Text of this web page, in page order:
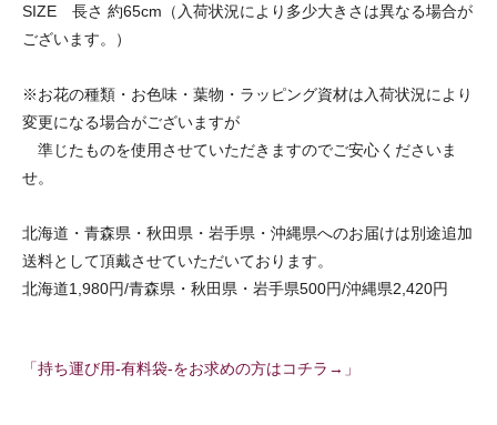
SIZE 長さ 約65cm（入荷状況により多少大きさは異なる場合が
ございます。）
※お花の種類・お色味・葉物・ラッピング資材は入荷状況により
変更になる場合がございますが
準じたものを使用させていただきますのでご安心くださいま
せ。
北海道・青森県・秋田県・岩手県・沖縄県へのお届けは別途追加
送料として頂戴させていただいております。
北海道1,980円/青森県・秋田県・岩手県500円/沖縄県2,420円
「持ち運び用-有料袋-をお求めの方はコチラ→」